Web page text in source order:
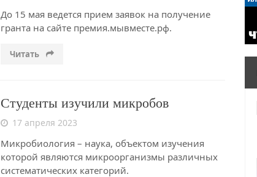
До 15 мая ведется прием заявок на получение
гранта на сайте премия.мывместе.рф.
Читать
Студенты изучили микробов
17 апреля 2023
Микробиология – наука, объектом изучения
которой являются микроорганизмы различных
систематических категорий.